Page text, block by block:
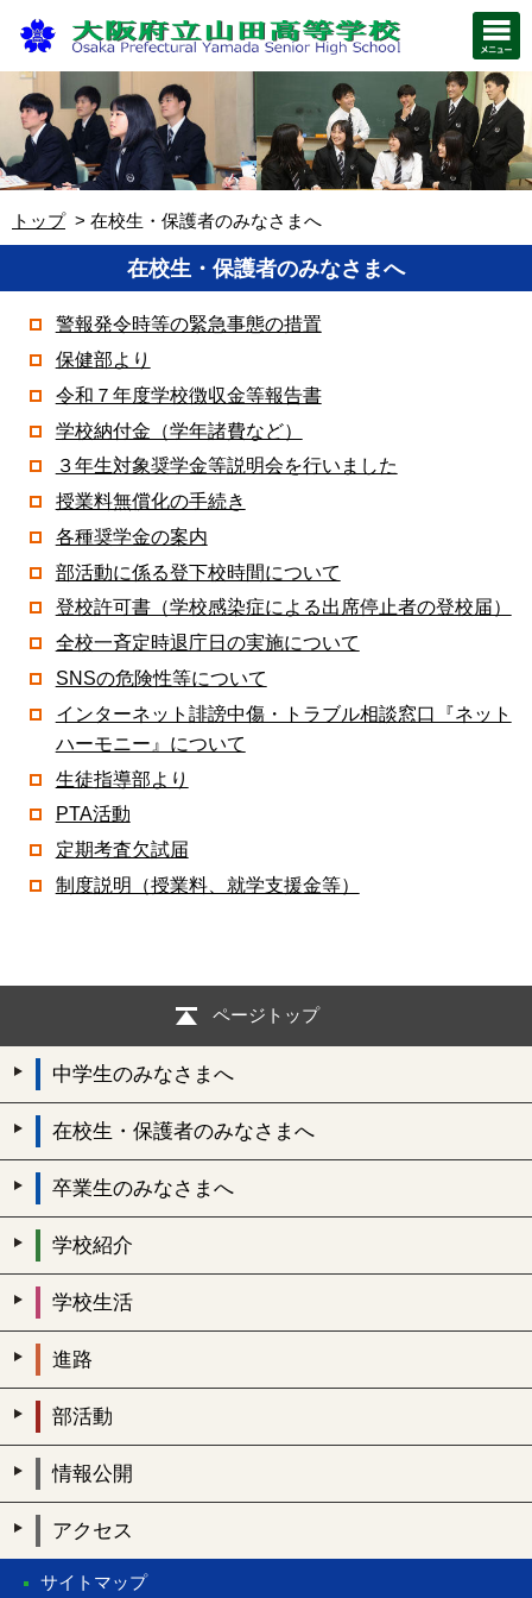
トップ 在校生・保護者のみなさまへ
在校生・保護者のみなさまへ
警報発令時等の緊急事態の措置
保健部より
令和７年度学校徴収金等報告書
学校納付金（学年諸費など）
３年生対象奨学金等説明会を行いました
授業料無償化の手続き
各種奨学金の案内
部活動に係る登下校時間について
登校許可書（学校感染症による出席停止者の登校届）
全校一斉定時退庁日の実施について
SNSの危険性等について
インターネット誹謗中傷・トラブル相談窓口『ネット
ハーモニー』について
生徒指導部より
PTA活動
定期考査欠試届
制度説明（授業料、就学支援金等）
ページトップ
中学生のみなさまへ
在校生・保護者のみなさまへ
卒業生のみなさまへ
学校紹介
学校生活
進路
部活動
情報公開
アクセス
サイトマップ